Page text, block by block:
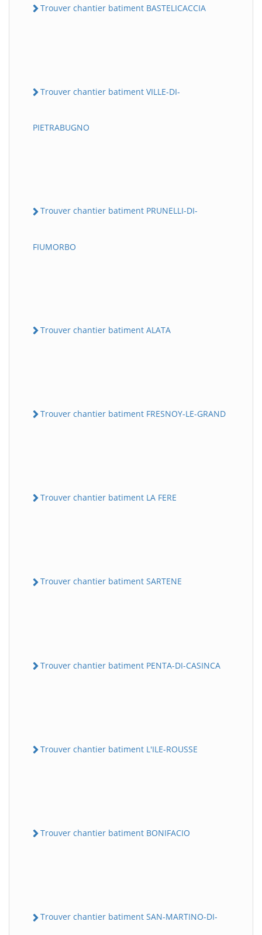
Trouver chantier batiment BASTELICACCIA
Trouver chantier batiment VILLE-DI-
PIETRABUGNO
Trouver chantier batiment PRUNELLI-DI-
FIUMORBO
Trouver chantier batiment ALATA
Trouver chantier batiment FRESNOY-LE-GRAND
Trouver chantier batiment LA FERE
Trouver chantier batiment SARTENE
Trouver chantier batiment PENTA-DI-CASINCA
Trouver chantier batiment L'ILE-ROUSSE
Trouver chantier batiment BONIFACIO
Trouver chantier batiment SAN-MARTINO-DI-